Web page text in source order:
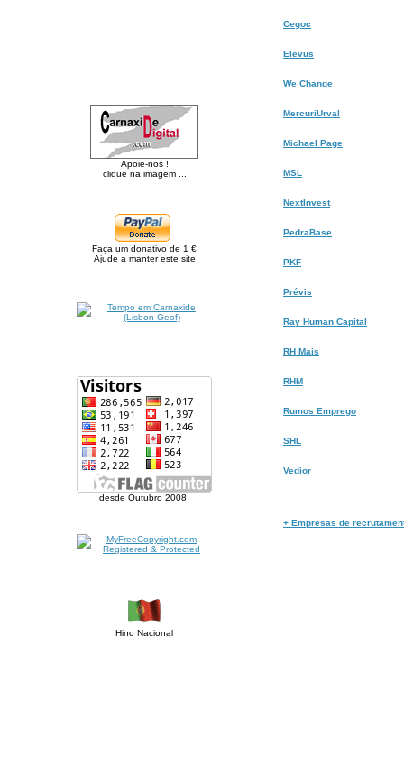
Apoie-nos !
clique na imagem ...
Faça um donativo de 1 €
Ajude a manter este site
desde Outubro 2008
Hino Nacional
Cegoc
Elevus
We Change
MercuriUrval
Michael Page
MSL
NextInvest
PedraBase
PKF
Prévis
Ray Human Capital
RH Mais
RHM
Rumos Emprego
SHL
Vedior
+ Empresas de